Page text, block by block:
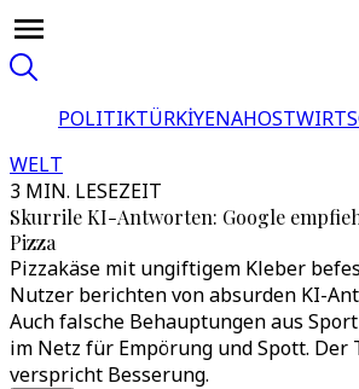
POLITIKTÜRKİYENAHOST
WELT
3 MIN. LESEZEIT
Skurrile KI-Antworten: Google
Pizza
Pizzakäse mit ungiftigem Kleber
Nutzer berichten von absurden KI-
Auch falsche Behauptungen aus
im Netz für Empörung und Spott. Der
verspricht Besserung.